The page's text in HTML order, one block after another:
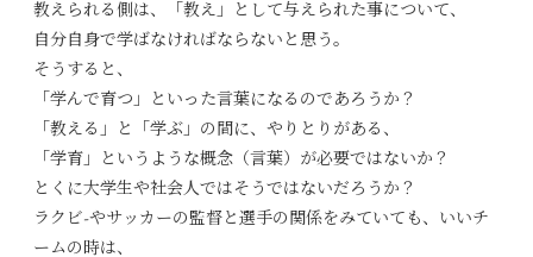
教えられる側は、「教え」として与えられた事について、
自分自身で学ばなければならないと思う。
そうすると、
「学んで育つ」といった言葉になるのであろうか？
「教える」と「学ぶ」の間に、やりとりがある、
「学育」というような概念（言葉）が必要ではないか？
とくに大学生や社会人ではそうではないだろうか？
ラクビ-やサッカーの監督と選手の関係をみていても、いいチ
ームの時は、